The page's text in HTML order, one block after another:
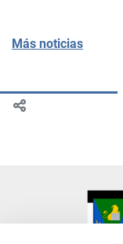
Más noticias